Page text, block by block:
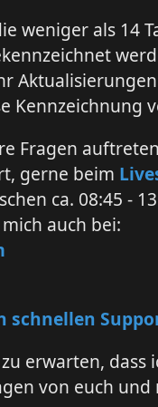
weniger als 14
Kennzeichnung
Fragen
gerne beim
ca. 08:45 -
auch bei:
schnellen
erwarten,
von euch